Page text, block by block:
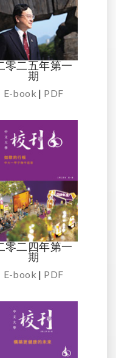
零二五年第一
期
E-book | PDF
零二四年第一
期
E-book | PDF